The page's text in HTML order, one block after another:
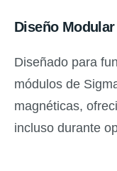
Diseño
Diseñado para
módulos de
magnéticas,
incluso durante